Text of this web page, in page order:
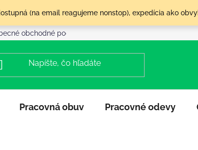
(na email reagujeme nonstop), expedícia ako
obchodné podmienky
Pracovná obuv Pracovné odevy